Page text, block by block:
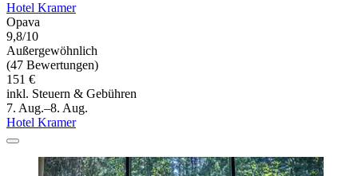
Hotel Kramer
Opava
9,8/10
Außergewöhnlich
(47 Bewertungen)
151 €
inkl. Steuern & Gebühren
7. Aug.–8. Aug.
Hotel Kramer